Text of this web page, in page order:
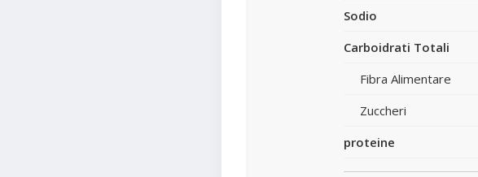
Sodio
Carboidrati Totali
Fibra Alimentare
Zuccheri
proteine